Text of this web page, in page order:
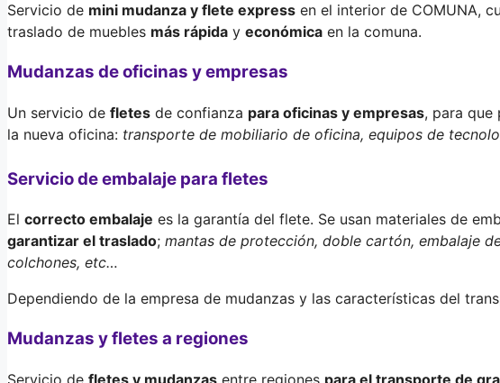
Servicio de mini mudanza y flete express en el interior de COMUNA,
traslado de muebles más rápida y económica en la comuna.
Mudanzas de oficinas y empresas
Un servicio de fletes de confianza para oficinas y empresas, para que
la nueva oficina: transporte de mobiliario de oficina, equipos de
Servicio de embalaje para fletes
El correcto embalaje es la garantía del flete. Se usan materiales de
garantizar el traslado; mantas de protección, doble cartón, embalaje
colchones, etc…
Dependiendo de la empresa de mudanzas y las características del
Mudanzas y fletes a regiones
Servicio de fletes y mudanzas entre regiones para el transporte de